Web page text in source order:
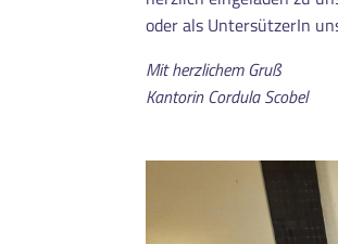
oder als UntersützerIn
Mit herzlichem Gruß
Kantorin Cordula Scobel